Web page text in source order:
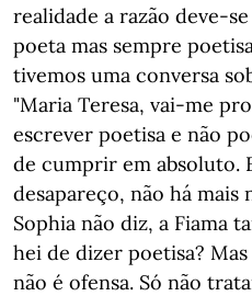
realidade a razão deve-
poeta mas sempre
tivemos uma conversa
"Maria Teresa, vai-me
escrever poetisa e não
de cumprir em absoluto.
desapareço, não há mais
Sophia não diz, a Fiama
hei de dizer poetisa?
não é ofensa. Só não